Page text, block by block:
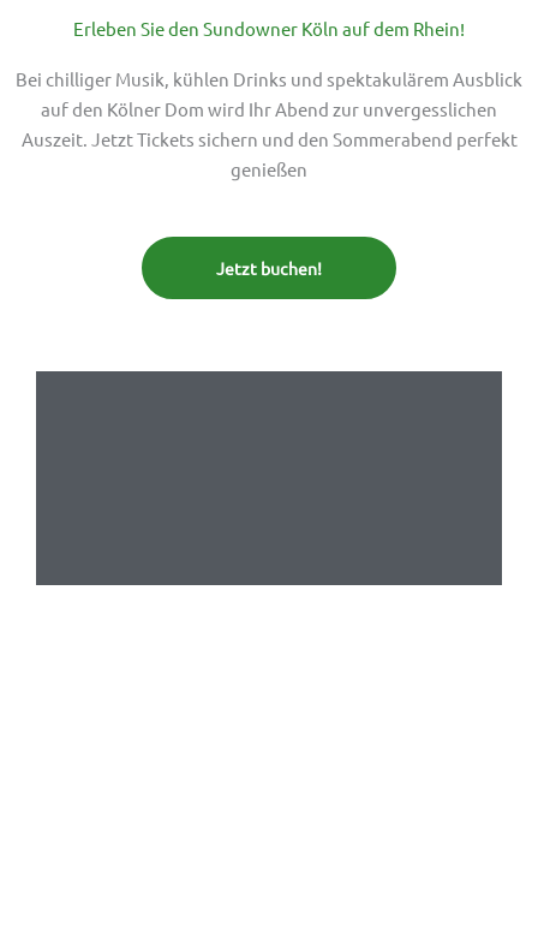
Erleben Sie den Sundowner Köln auf dem Rhein!
Bei chilliger Musik, kühlen Drinks und spektakulärem Ausblick
auf den Kölner Dom wird Ihr Abend zur unvergesslichen
Auszeit. Jetzt Tickets sichern und den Sommerabend perfekt
genießen
Jetzt buchen!